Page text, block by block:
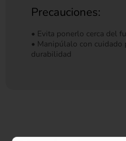
Precauciones:
• Evita ponerlo cerca del
• Manipúlalo con cuidado
durabilidad